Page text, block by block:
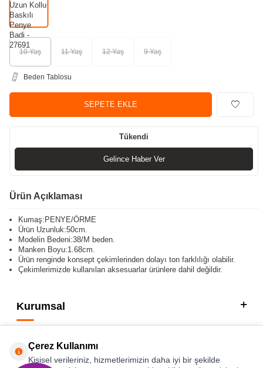
10 Yaş 11 Yaş 12 Yaş 9 Yaş
Beden Tablosu
SEPETE EKLE
Tükendi
Gelince Haber Ver
Ürün Açıklaması
Kumaş:PENYE/ÖRME
Ürün Uzunluk:50cm.
Modelin Bedeni:38/M beden.
Manken Boyu:1.68cm.
Ürün renginde konsept çekimlerinden dolayı ton farklılığı olabilir.
Çekimlerimizde kullanılan aksesuarlar ürünlere dahil değildir.
Kurumsal
Hızlı Erişim
Çerez Kullanımı
Kişisel verileriniz, hizmetlerimizin daha iyi bir şekilde